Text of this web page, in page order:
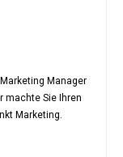
Manager
machte Sie Ihren
Marketing.